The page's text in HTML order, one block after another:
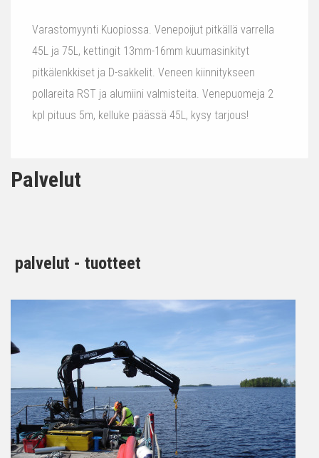
Varastomyynti Kuopiossa. Venepoijut pitkällä varrella
45L ja 75L, kettingit 13mm-16mm kuumasinkityt
pitkälenkkiset ja D-sakkelit. Veneen kiinnitykseen
pollareita RST ja alumiini valmisteita. Venepuomeja 2
kpl pituus 5m, kelluke päässä 45L, kysy tarjous!
Palvelut
palvelut - tuotteet